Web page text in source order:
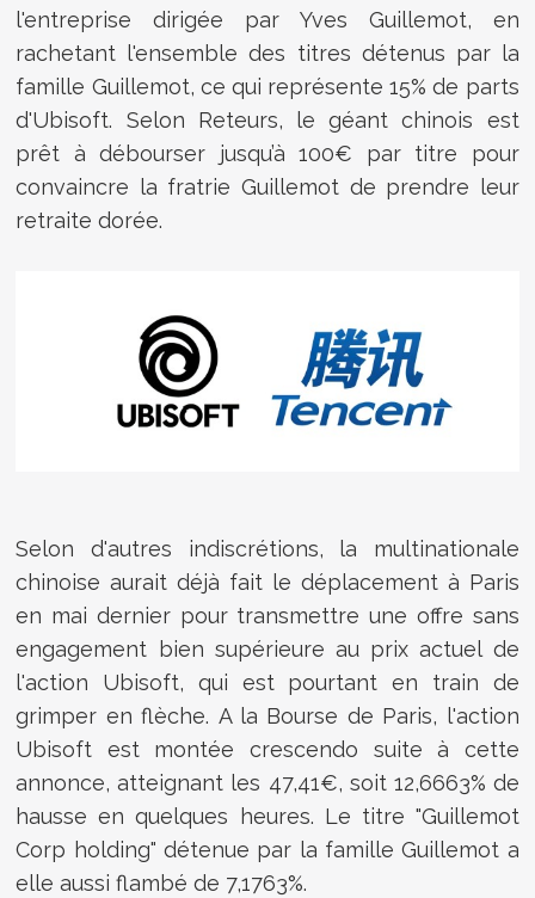
l'entreprise dirigée par Yves Guillemot, en
rachetant l'ensemble des titres détenus par la
famille Guillemot, ce qui représente 15% de parts
d'Ubisoft. Selon Reteurs, le géant chinois est
prêt à débourser jusqu’à 100€ par titre pour
convaincre la fratrie Guillemot de prendre leur
retraite dorée.
Selon d'autres indiscrétions, la multinationale
chinoise aurait déjà fait le déplacement à Paris
en mai dernier pour transmettre une offre sans
engagement bien supérieure au prix actuel de
l'action Ubisoft, qui est pourtant en train de
grimper en flèche. A la Bourse de Paris, l'action
Ubisoft est montée crescendo suite à cette
annonce, atteignant les 47,41€, soit 12,6663% de
hausse en quelques heures. Le titre "Guillemot
Corp holding" détenue par la famille Guillemot a
elle aussi flambé de 7,1763%.